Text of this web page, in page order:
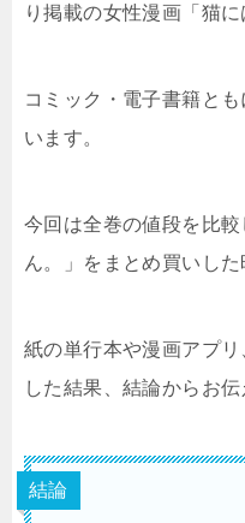
り掲載の女性漫画「猫に
コミック・電子書籍と
います。
今回は全巻の値段を比
ん。」をまとめ買いし
紙の単行本や漫画アプ
した結果、結論からお伝
結論